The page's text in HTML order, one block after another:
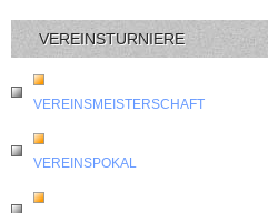
VEREINSTURNIERE
VEREINSMEISTERSCHAFT
VEREINSPOKAL